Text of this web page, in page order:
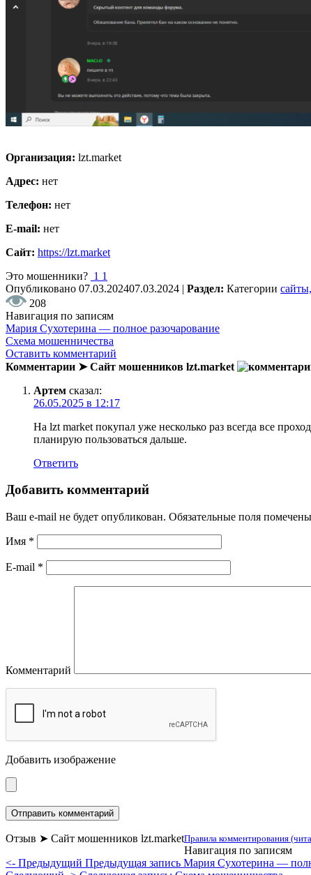
Организация: lzt.market
Адрес: нет
Телефон: нет
E-mail: нет
Сайт: https://lzt.market
Это мошенники? 1 1
Опубликовано 07.03.202407.03.2024 | Раздел: Категории
208
Навигация по записям
Мария Сухотерина — полное разочарование
Схема мошенничества
Оставить комментарий
Комментарии ➤ Сайт мошенников lzt.market
Артем сказал:
26.05.2025 в 12:17
На lzt market покупал уже несколько раз всегда все
планирую пользоваться дальше.
Ответить
Добавить комментарий
Ваш e-mail не будет опубликован. Обязательные поля помечены
Имя *
E-mail *
Комментарий
Добавить изображение
Правила комментирования
Отзыв ➤ Сайт мошенников lzt.market
Навигация по записям
<- Предыдущий Предыдущая запись Мария Сухотерина —